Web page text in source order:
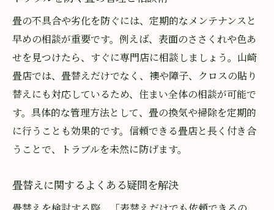
畳の不具合や劣化を防ぐには、定期的なメンテナンスと
早めの相談が重要です。例えば、表面のささくれや色あ
せを見つけたら、すぐに専門店に相談しましょう。山崎
畳店では、畳替えだけでなく、襖や障子、クロスの貼り
替えにも対応しているため、住まい全体の相談が可能で
す。具体的な管理方法として、畳の換気や掃除を定期的
に行うことも効果的です。信頼できる畳店と長く付き合
うことで、トラブルを未然に防げます。
畳替えに関するよくある疑問を解決